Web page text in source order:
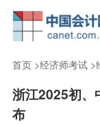
首页>经济师考试>
浙江2025初、
布